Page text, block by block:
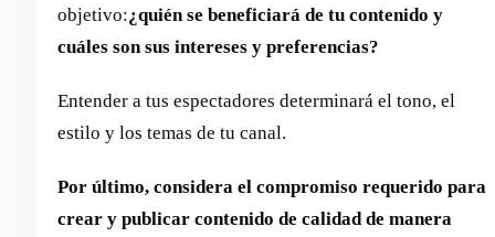
objetivo:¿quién se beneficiará de tu contenido y
cuáles son sus intereses y preferencias?
Entender a tus espectadores determinará el tono, el
estilo y los temas de tu canal.
Por último, considera el compromiso requerido para
crear y publicar contenido de calidad de manera